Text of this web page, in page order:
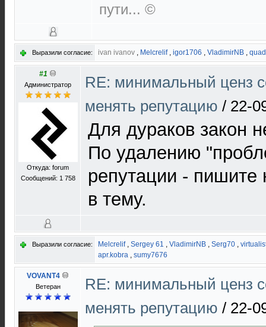
пути... ©
Выразили согласие: ivan ivanov , Melcrelif, igor1706 , VladimirNB ,
#1
Администратор
Откуда: forum
Сообщений: 1 758
RE: минимальный ценз
менять репутацию / 22-
Для дураков закон
По удалению
репутации -
в тему.
Выразили согласие: Melcrelif, Sergey 61 , VladimirNB , Serg70 ,
apr.kobra , sumy7676
VOVANT4
Ветеран
RE: минимальный ценз
менять репутацию / 22-